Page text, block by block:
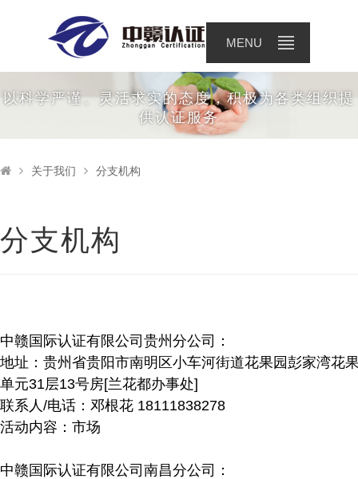
MENU
关于我们
以科学严谨、灵活求实的态度，积极为各类组织提
供认证服务
关于我们 分支机构
分支机构
中赣国际认证有限公司贵州分公司：
地址：贵州省贵阳市南明区小车河街道花果园彭家湾花
单元31层13号房[兰花都办事处]
联系人/电话：邓根花 18111838278
活动内容：市场
中赣国际认证有限公司南昌分公司：